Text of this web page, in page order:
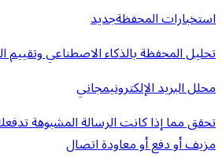
استخبارات المحفظةجديد
تحليل المحفظة بالذكاء الاصطناعي وتقييم
محلل البريد الإلكترونيمجاني
تحقق مما إذا كانت الرسالة المشبوهة
مزيف أو دفع أو معاودة اتصال